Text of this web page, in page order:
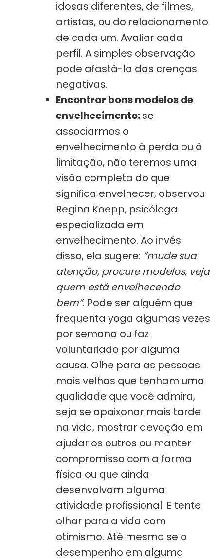
idosas diferentes, de filmes,
artistas, ou do relacionamento
de cada um. Avaliar cada
perfil. A simples observação
pode afastá-la das crenças
negativas.
Encontrar bons modelos de
envelhecimento:se
associarmos o
envelhecimento à perda ou à
limitação, não teremos uma
visão completa do que
significa envelhecer, observou
Regina Koepp, psicóloga
especializada em
envelhecimento. Ao invés
disso, ela sugere: “mude sua
atenção, procure modelos, veja
quem está envelhecendo
bem”. Pode ser alguém que
frequenta yoga algumas vezes
por semana ou faz
voluntariado por alguma
causa. Olhe para as pessoas
mais velhas que tenham uma
qualidade que você admira,
seja se apaixonar mais tarde
na vida, mostrar devoção em
ajudar os outros ou manter
compromisso com a forma
física ou que ainda
desenvolvam alguma
atividade profissional. E tente
olhar para a vida com
otimismo. Até mesmo se o
desempenho em alguma